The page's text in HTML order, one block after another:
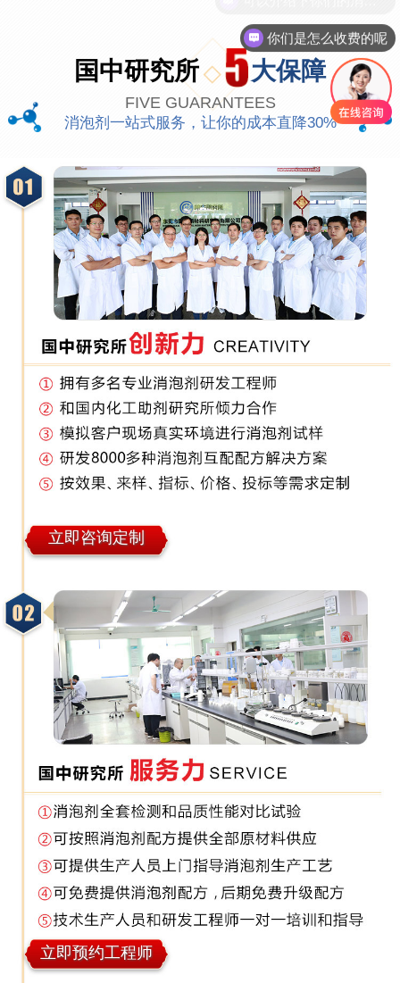
国中研究所 大保障
FIVE GUARANTEES
消泡剂一站式服务，让你的成本直降30%
立即咨询定制
立即预约工程师
你们是怎么收费的呢